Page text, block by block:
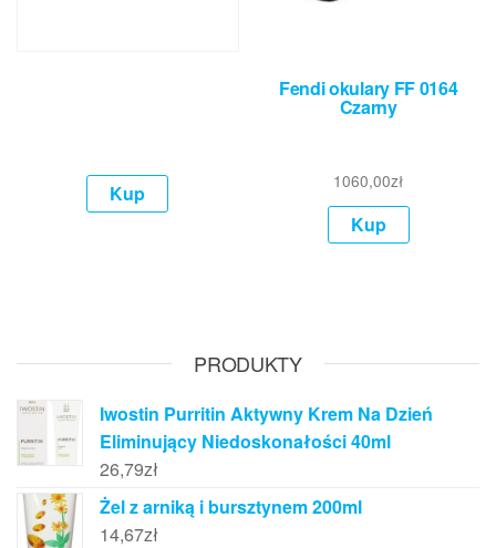
Kup
Fendi okulary FF 0164
Czarny
1060,00zł
Kup
PRODUKTY
Iwostin Purritin Aktywny Krem Na Dzień
Eliminujący Niedoskonałości 40ml
26,79zł
Żel z arniką i bursztynem 200ml
14,67zł